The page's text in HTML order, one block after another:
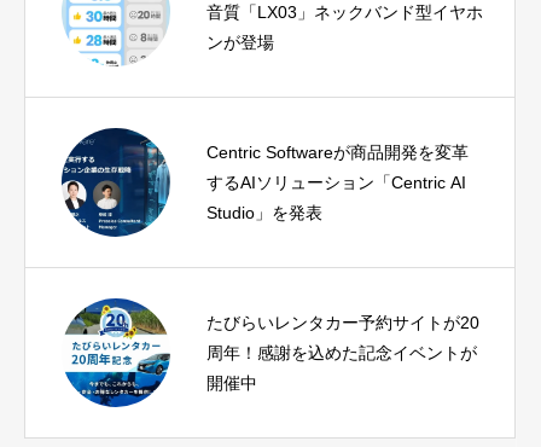
音質「LX03」ネックバンド型イヤホ
ンが登場
Centric Softwareが商品開発を変革
するAIソリューション「Centric AI
Studio」を発表
たびらいレンタカー予約サイトが20
周年！感謝を込めた記念イベントが
開催中